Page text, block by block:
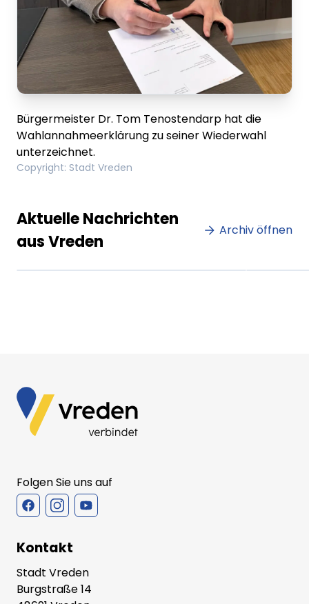
Bürgermeister Dr. Tom Tenostendarp hat die
Wahlannahmeerklärung zu seiner Wiederwahl
unterzeichnet.
Copyright: Stadt Vreden
Aktuelle Nachrichten
aus Vreden
Archiv öffnen
Lorem ipsum Lorem ipsum
Folgen Sie uns auf
Kontakt
Stadt Vreden
Burgstraße 14